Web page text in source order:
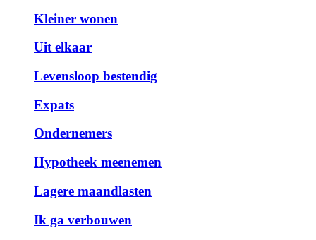
Kleiner wonen
Uit elkaar
Levensloop bestendig
Expats
Ondernemers
Hypotheek meenemen
Lagere maandlasten
Ik ga verbouwen